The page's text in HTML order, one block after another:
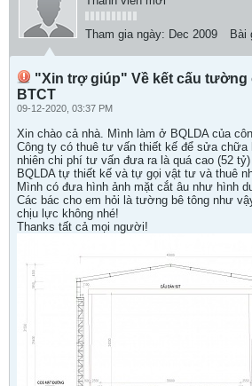
Tham gia ngày: Dec 2009 Bài
"Xin trợ giúp" Về kết cấu tường
BTCT
09-12-2020, 03:37 PM
Xin chào cả nhà. Mình làm ở BQLDA của
Công ty có thuê tư vấn thiết kế để sửa
nhiên chi phí tư vấn đưa ra là quá cao (52
BQLDA tự thiết kế và tự gọi vật tư và thuê
Mình có đưa hình ảnh mặt cắt âu như hình
Các bác cho em hỏi là tường bê tông như
chịu lực không nhé!
Thanks tất cả mọi người!